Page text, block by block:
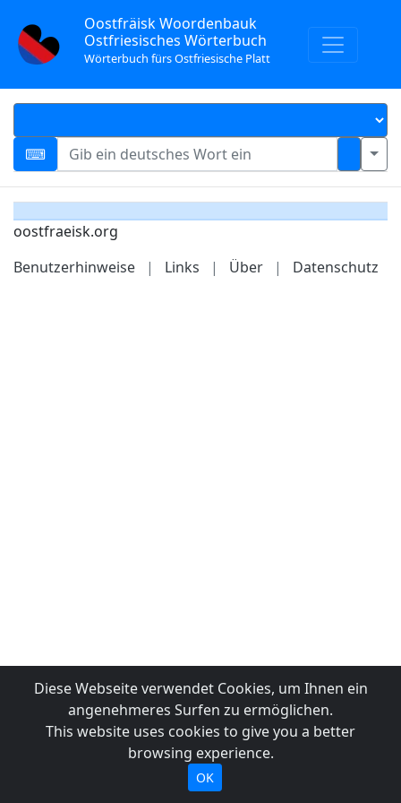
Oostfräisk Woordenbauk
Ostfriesisches Wörterbuch
Wörterbuch fürs Ostfriesische Platt
oostfraeisk.org
Benutzerhinweise
| Links | Über | Datenschutz
Diese Webseite verwendet Cookies, um Ihnen ein
angenehmeres Surfen zu ermöglichen.
This website uses cookies to give you a better
browsing experience.
OK